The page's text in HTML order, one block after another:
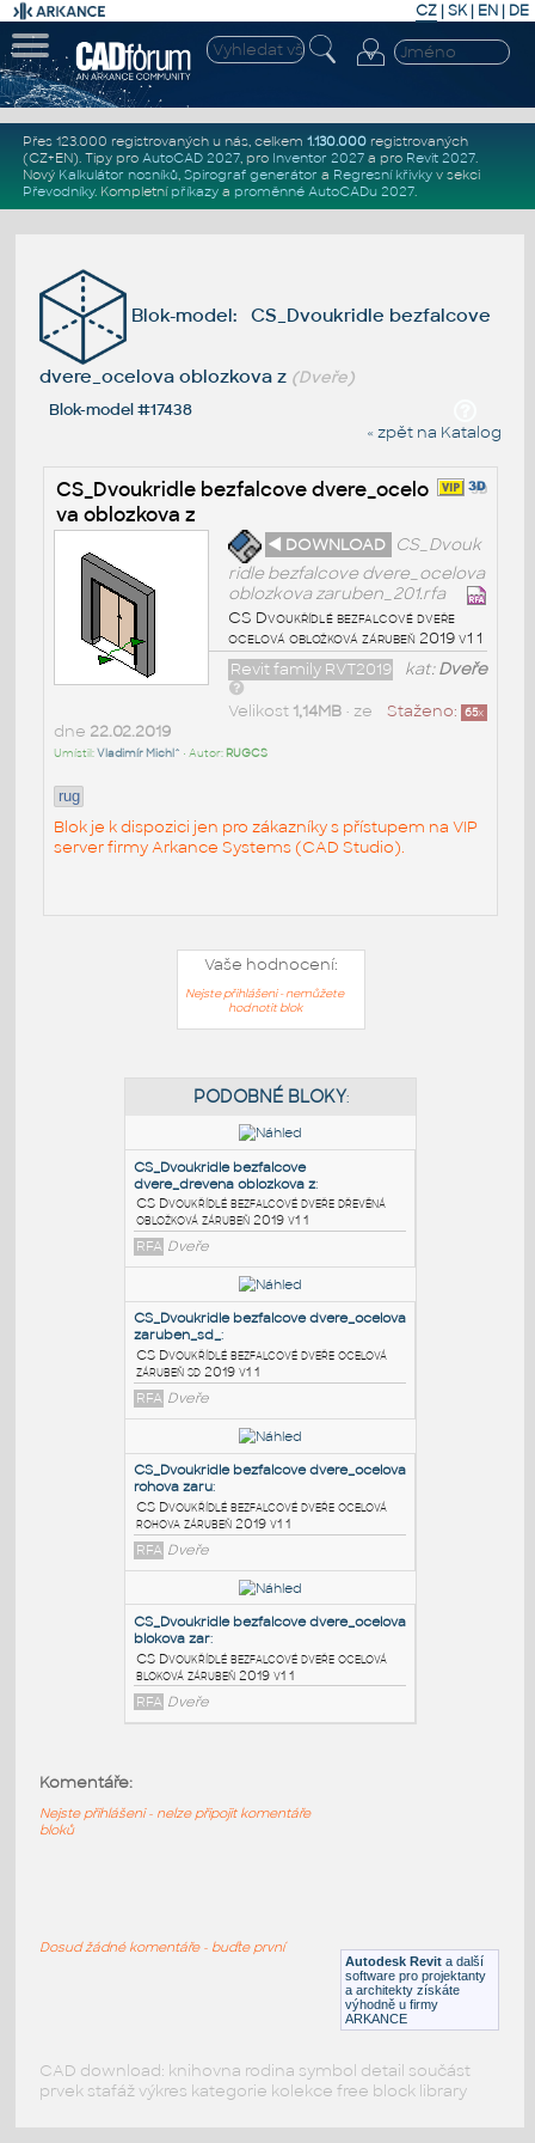
CZ | SK| EN | DE
Přes 123.000 registrovaných u nás, celkem 1.130.000registrovaných
(CZ+EN). Tipy pro AutoCAD 2027, pro Inventor 2027a pro Revit 2027.
Nový Kalkulátor nosníků, Spirograf generátor a Regresní křivkyv sekci
Převodníky. Kompletní příkazya proměnné AutoCADu 2027.
Blok-model: CS_Dvoukridle bezfalcove
dvere_ocelova oblozkova z (Dveře)
Blok-model #17438
« zpět na Katalog
CS_Dvoukridle bezfalcove dvere_ocelo
va oblozkova z
◄ DOWNLOAD CS_Dvouk
ridle bezfalcove dvere_ocelova
oblozkova zaruben_201.rfa
CS Dvoukřídlé bezfalcové dveře
ocelová obložková zárubeň 2019 v1 1
kat:Dveře
Revit family RVT2019
Staženo: 65x
Velikost 1,14MB• ze
dne 22.02.2019
Umístil:Vladimír Michl^ • Autor: RUGCS
rug
Blok je k dispozici jen pro zákazníky s přístupem na VIP
server firmy Arkance Systems (CAD Studio).
Vaše hodnocení:
Nejste přihlášeni - nemůžete
hodnotit blok
PODOBNÉ BLOKY
CS_Dvoukridle bezfalcove
dvere_drevena oblozkova z
CS Dvoukřídlé bezfalcové dveře dřevěná
obložková zárubeň 2019 v1 1
RFA Dveře
CS_Dvoukridle bezfalcove dvere_ocelova
zaruben_sd_:
CS Dvoukřídlé bezfalcové dveře ocelová
zárubeň sd 2019 v1 1
RFA Dveře
RFA Dveře
CS Dvoukřídlé bezfalcové dveře ocelová
bloková zárubeň 2019 v1 1
Autodesk Revit a další
software pro projektanty
a architekty získáte
výhodně u firmy
ARKANCE
Komentáře:
Nejste přihlášeni - nelze připojit komentáře
bloků
Dosud žádné komentáře - buďte první
CAD download: knihovna rodina symbol detail součást
prvek stafáž výkres kategorie kolekce free block library